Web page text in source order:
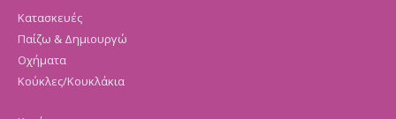
Κατασκευές
Παίζω & Δημιουργώ
Οχήματα
Κούκλες/Κουκλάκια